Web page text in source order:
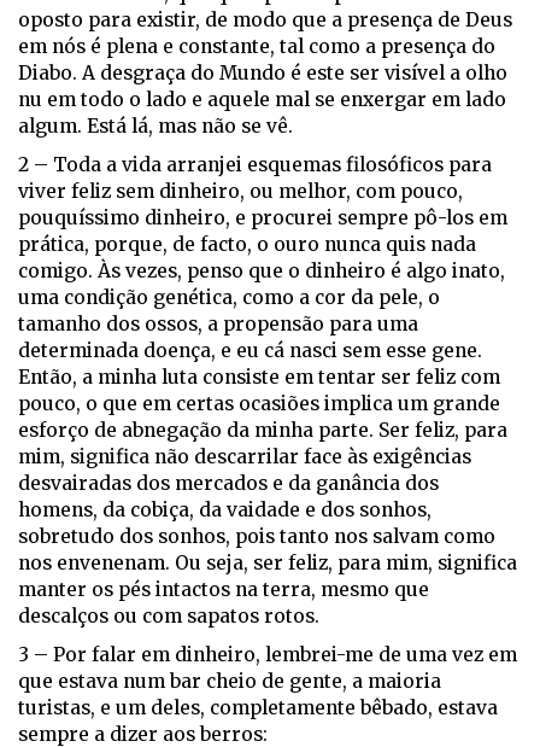
oposto para existir, de modo que a presença de Deus
em nós é plena e constante, tal como a presença do
Diabo. A desgraça do Mundo é este ser visível a olho
nu em todo o lado e aquele mal se enxergar em lado
algum. Está lá, mas não se vê.
2 – Toda a vida arranjei esquemas filosóficos para
viver feliz sem dinheiro, ou melhor, com pouco,
pouquíssimo dinheiro, e procurei sempre pô-los em
prática, porque, de facto, o ouro nunca quis nada
comigo. Às vezes, penso que o dinheiro é algo inato,
uma condição genética, como a cor da pele, o
tamanho dos ossos, a propensão para uma
determinada doença, e eu cá nasci sem esse gene.
Então, a minha luta consiste em tentar ser feliz com
pouco, o que em certas ocasiões implica um grande
esforço de abnegação da minha parte. Ser feliz, para
mim, significa não descarrilar face às exigências
desvairadas dos mercados e da ganância dos
homens, da cobiça, da vaidade e dos sonhos,
sobretudo dos sonhos, pois tanto nos salvam como
nos envenenam. Ou seja, ser feliz, para mim, significa
manter os pés intactos na terra, mesmo que
descalços ou com sapatos rotos.
3 – Por falar em dinheiro, lembrei-me de uma vez em
que estava num bar cheio de gente, a maioria
turistas, e um deles, completamente bêbado, estava
sempre a dizer aos berros: